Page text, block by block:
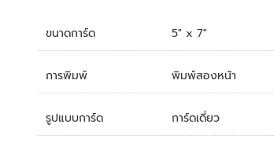
ขนาดการ์ด 5" x 7"
การพิมพ์ พิมพ์สองหน้า
รูปแบบการ์ด การ์ดเดี่ยว